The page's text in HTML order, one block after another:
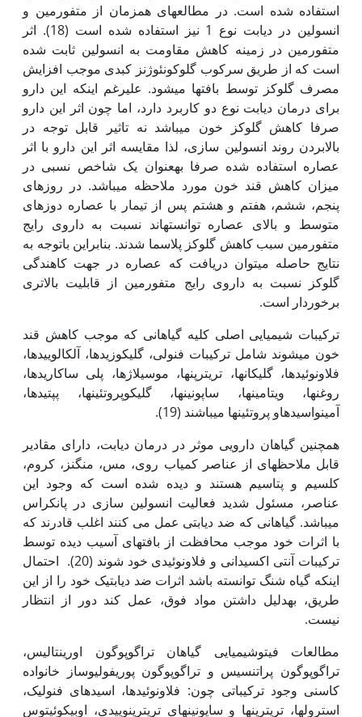
استفاده شده است. در مطالعه‏ای هم‏زمان از متفورمین و
انسولین در دیابت نوع 1 نیز استفاده شده است (18). اثر
متفورمین در زمینه کاهش مقاومت به انسولین ثابت شده
است که از طریق سرکوب گلوکونئوژنز کبدی موجب افزایش
مصرف گلوکز توسط بافت‏ها می‏شود. علی‏رغم این‏که این دارو
برای درمان دیابت نوع دو کاربرد دارد، اما چون اثر این دارو
صرفا کاهش گلوکز خون می‏باشد نه تاثیر قابل توجه در
بالابردن روند انسولین سازی، لذا مقایسه اثر این دارو با اثر
عصاره استفاده شده صرفا به‏عنوان یک شاخص نسبی در
میزان کاهش قند خون مورد ملاحظه می‏باشد. در روزهای
پنجم، ششم، هفتم و هشتم پس از تیمار با عصاره دوزهای
متوسط و بالای عصاره توانسته­اند نسبت به داروی رایج
متفورمین سبب کاهش گلوکز پلاسما شدند. بنابراین با­توجه به
نتایج حاصله می­توان دریافت که عصاره در جهت کاهندگی
گلوکز نسبت به داروی رایج متفورمین از قابلیت بالاتری
برخوردار است.
ترکیبات شیمیایی اصلی کلیه گیاهانی که موجب کاهش قند
خون می­شوند شامل ترکیبات فنولی، گلیکوزیدها، آلکالوییدها،
فلاونوئید­ها، گلیکان­ها، تری­ترپن­ها، موسیلاژها، پلی ساکاریدها،
روغن­ها، ویتامین­ها، ساپونین­ها، گلیکوپروتئین­ها، پپتیدها،
آمینواسیدهاو پروتئین­ها می­باشند (19).
همچنین گیاهان دارویی موثر در درمان دیابت، دارای مقادیر
قابل ملاحظه­ای از عناصر کمیاب روی، مس، منگنز، کروم،
کلسیم و پتاسیم هستند و دیده شده است که وجود این
عناصر، مسئول شدید فعالیت انسولین سازی در پانکراس
می‏باشد. گیاهانی که ضد دیابتی عمل می کنند اغلب قادرند که
با اثرات خود موجب محافظت از بافت‏های آسیب دیده توسط
ترکیبات آنتی اکسیدانی و فلاونوئیدی خود شوند (20). احتمال
اینکه گیاه شنگ توانسته باشد اثرات ضد دیابتیک خود را از این
طریق، به‏دلیل داشتن مواد فوق، عمل کند دور از انتظار
نیست.
مطالعات فیتوشیمیایی گیاهان تراگوپوگون اورینتالیس،
تراگوپوگون پراتنسیس و تراگوپوگون پوریفولیوساز خانواده
کاسنی وجود ترکیباتی چون: فلاونوئیدها، اسیدهای فنولیک،
استرول­ها، تری­ترپن­ها و ساپونین­های تری­ترپنوییدی، اوبیکوئیتوس